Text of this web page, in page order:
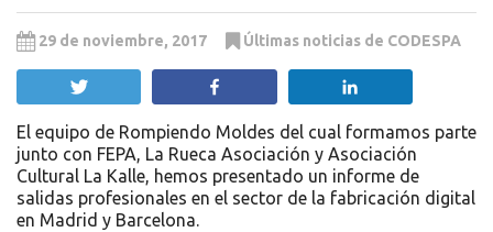
29 de noviembre, 2017 Últimas noticias de CODESPA
El equipo de Rompiendo Moldes del cual formamos parte
junto con FEPA, La Rueca Asociación y Asociación
Cultural La Kalle, hemos presentado un informe de
salidas profesionales en el sector de la fabricación digital
en Madrid y Barcelona.